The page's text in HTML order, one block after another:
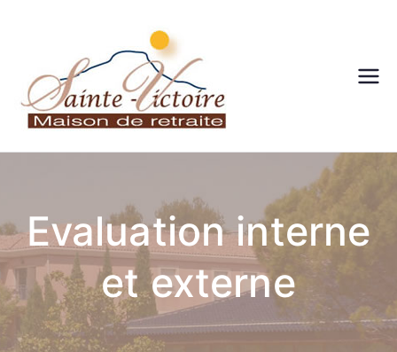
Maison
de
retraite
– Sainte
victoire
– Aix en
Evaluation interne
et externe